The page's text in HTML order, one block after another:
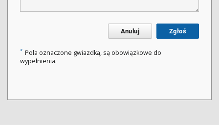
Anuluj Zgłoś
* Pola oznaczone gwiazdką, są obowiązkowe do
wypełnienia.